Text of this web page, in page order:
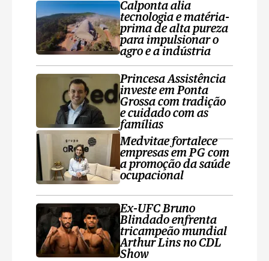
Calponta alia
tecnologia e matéria-
prima de alta pureza
para impulsionar o
agro e a indústria
Princesa Assistência
investe em Ponta
Grossa com tradição
e cuidado com as
famílias
Medvitae fortalece
empresas em PG com
a promoção da saúde
ocupacional
Ex-UFC Bruno
Blindado enfrenta
tricampeão mundial
Arthur Lins no CDL
Show